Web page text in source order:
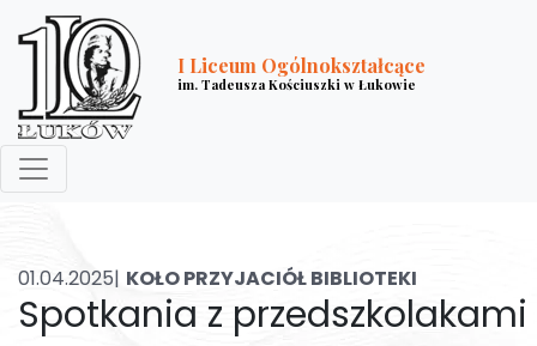
I Liceum Ogólnokształcące
im. Tadeusza Kościuszki w Łukowie
01.04.2025| KOŁO PRZYJACIÓŁ BIBLIOTEKI
Spotkania z przedszkolakami